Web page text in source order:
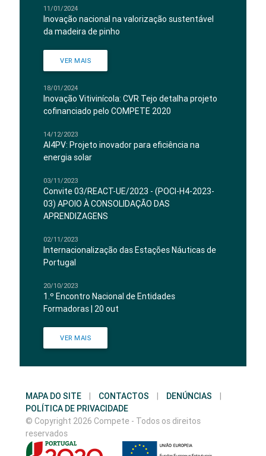
11/01/2024
Inovação nacional na valorização sustentável
da madeira de pinho
VER MAIS
18/01/2024
Inovação Vitivinícola: CVR Tejo detalha projeto
cofinanciado pelo COMPETE 2020
14/12/2023
AI4PV: Projeto inovador para eficiência na
energia solar
03/11/2023
Convite 03/REACT-UE/2023 - (POCI-H4-2023-
03) APOIO À CONSOLIDAÇÃO DAS
APRENDIZAGENS
02/11/2023
Internacionalização das Estações Náuticas de
Portugal
20/10/2023
1.º Encontro Nacional de Entidades
Formadoras | 20 out
VER MAIS
MAPA DO SITE | CONTACTOS | DENÚNCIAS
|
POLÍTICA DE PRIVACIDADE
© Copyright 2026 Compete - Todos os direitos
reservados